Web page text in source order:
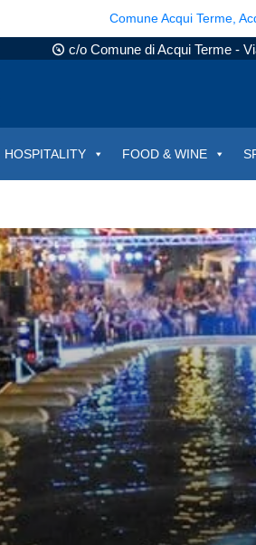
Comune Acqui Terme,
c/o Comune di Acqui Terme -
HOSPITALITY FOOD & WINE